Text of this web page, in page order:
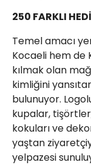
250 FARKLI
Temel amacı
Kocaeli hem de
kılmak olan
kimliğini
bulunuyor.
kupalar,
kokuları ve
yaştan
yelpazesi